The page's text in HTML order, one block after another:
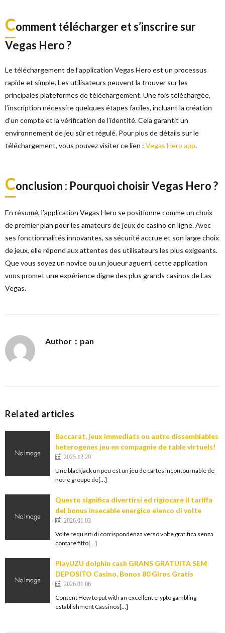
Comment télécharger et s’inscrire sur
Vegas Hero ?
Le téléchargement de l’application Vegas Hero est un processus
rapide et simple. Les utilisateurs peuvent la trouver sur les
principales plateformes de téléchargement. Une fois téléchargée,
l’inscription nécessite quelques étapes faciles, incluant la création
d’un compte et la vérification de l’identité. Cela garantit un
environnement de jeu sûr et régulé. Pour plus de détails sur le
téléchargement, vous pouvez visiter ce lien : Vegas Hero app.
Conclusion : Pourquoi choisir Vegas Hero ?
En résumé, l’application Vegas Hero se positionne comme un choix
de premier plan pour les amateurs de jeux de casino en ligne. Avec
ses fonctionnalités innovantes, sa sécurité accrue et son large choix
de jeux, elle répond aux attentes des utilisateurs les plus exigeants.
Que vous soyez un novice ou un joueur aguerri, cette application
vous promet une expérience digne des plus grands casinos de Las
Vegas.
Author：pan
Related articles
Baccarat, jeux immediats ou autre dissemblables
heterogenes jeu en compagnie de table virtuels!
2025.12.29
Une blackjack un peu est un jeu de cartes incontournable de
notre groupe de[…]
Questo significa divertirsi ed rigiocare il tariffa
del bonus insecable energico elenco di volte
2026.01.03
Volte requisiti di corrispondenza verso volte gratifica senza
contare fitto[…]
PlayUZU dolphin cash GRANS GRATUITA SEM
DEPOSITO Casino, Bonos 80 Giros Gratis
2026.01.06
Content How to put with an excellent crypto gambling
establishment Cassinos[…]